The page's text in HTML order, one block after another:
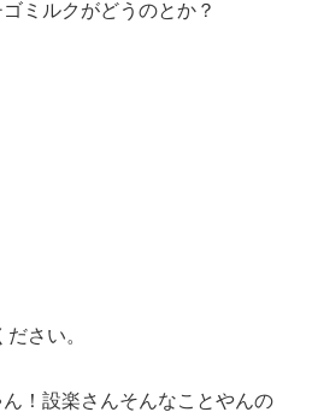
ミルクがどうのとか？
さい。
！設楽さんそんなことやんの